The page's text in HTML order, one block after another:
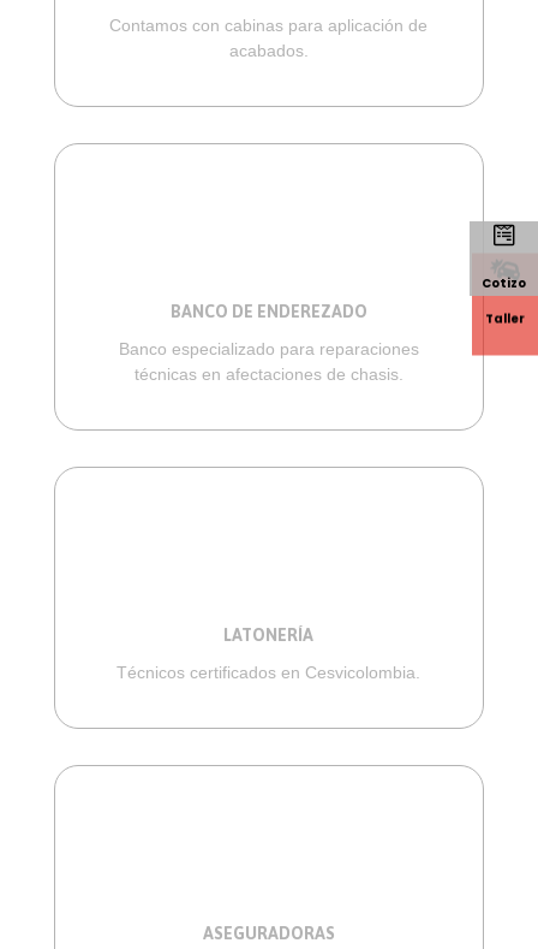
Contamos con cabinas para aplicación de
acabados.
BANCO DE ENDEREZADO
Banco especializado para reparaciones
técnicas en afectaciones de chasis.
LATONERÍA
Técnicos certificados en Cesvicolombia.
ASEGURADORAS

Taller

Cotizo